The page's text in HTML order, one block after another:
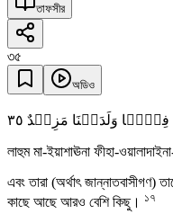
তাফসীর
৩৫
অডিও
وَلَدَیۡنَا مَزِیۡدٌ ٣٥
লাহুম মা-ইয়াশাঊনা ফীহা-
এবং তারা (অর্থাৎ জান্নাতবাসীগণ)
কাছে আছে আরও বেশি কিছু। ১৭